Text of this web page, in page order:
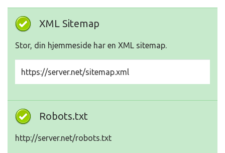
XML Sitemap
Stor, din hjemmeside har en XML sitemap.
https://server.net/sitemap.xml
Robots.txt
http://server.net/robots.txt